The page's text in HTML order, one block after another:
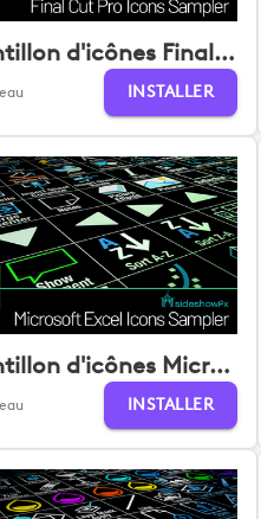
Échantillon d'icônes Final Cut Pro
INSTALLER
Échantillon d'icônes Microsoft Excel
INSTALLER